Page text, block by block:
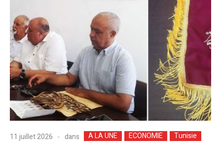
11 juillet 2026 dans A LA UNE ECONOMIE Tunisie